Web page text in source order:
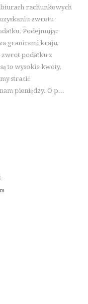
rachunkowych
zwrotu
Podejmując
granicami kraju,
zwrot podatku z
to wysokie kwoty,
stracić
pieniędzy. O p...